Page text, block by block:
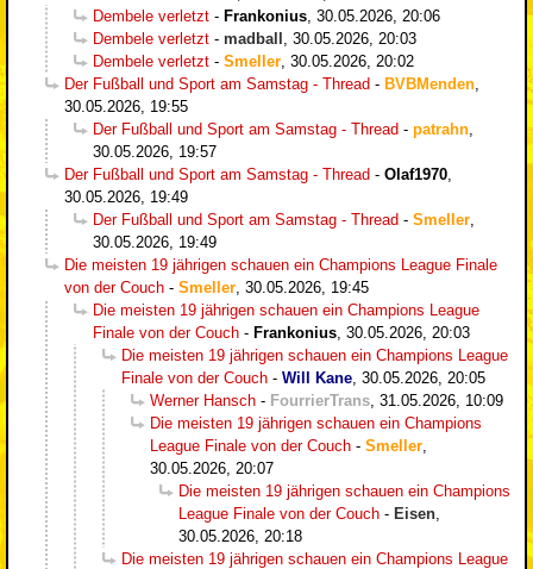
Dembele verletzt - Frankonius 30.05.2026, 20:06
Dembele verletzt - madball
30.05.2026, 20:03
Dembele verletzt - Smeller 30.05.2026, 20:02
Der Fußball und Sport am Samstag - Thread - BVBMenden
30.05.2026, 19:55
Der Fußball und Sport am Samstag - Thread - patrahn
30.05.2026, 19:57
Der Fußball und Sport am Samstag - Thread - Olaf1970
30.05.2026, 19:49
Der Fußball und Sport am Samstag - Thread - Smeller
30.05.2026, 19:49
Die meisten 19 jährigen schauen ein Champions League Finale
von der Couch - Smeller 30.05.2026, 19:45
Die meisten 19 jährigen schauen ein Champions League
Finale von der Couch - Frankonius 30.05.2026, 20:03
Die meisten 19 jährigen schauen ein Champions League
Finale von der Couch - Will Kane 30.05.2026, 20:05
Werner Hansch - FourrierTrans 31.05.2026, 10:09
Die meisten 19 jährigen schauen ein Champions
League Finale von der Couch - Smeller
30.05.2026, 20:07
Die meisten 19 jährigen schauen ein Champions
League Finale von der Couch - Eisen
30.05.2026, 20:18
Die meisten 19 jährigen schauen ein Champions League